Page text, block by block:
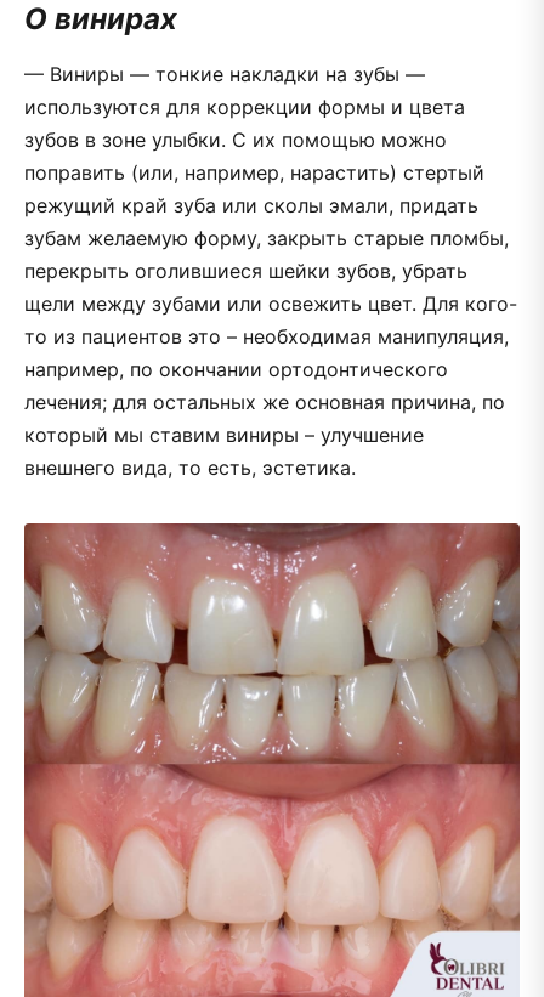
О винирах
— Виниры — тонкие накладки на зубы —
используются для коррекции формы и цвета
зубов в зоне улыбки. С их помощью можно
поправить (или, например, нарастить) стертый
режущий край зуба или сколы эмали, придать
зубам желаемую форму, закрыть старые пломбы,
перекрыть оголившиеся шейки зубов, убрать
щели между зубами или освежить цвет. Для кого-
то из пациентов это – необходимая манипуляция,
например, по окончании ортодонтического
лечения; для остальных же основная причина, по
который мы ставим виниры – улучшение
внешнего вида, то есть, эстетика.